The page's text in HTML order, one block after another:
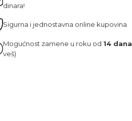
dinara!
Sigurna i jednostavna online kupovina
Mogućnost zamene u roku od 14 dana
veš)